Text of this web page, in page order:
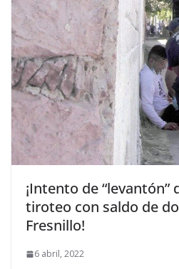
¡Intento de “levantón”
tiroteo con saldo de
Fresnillo!
6 abril, 2022